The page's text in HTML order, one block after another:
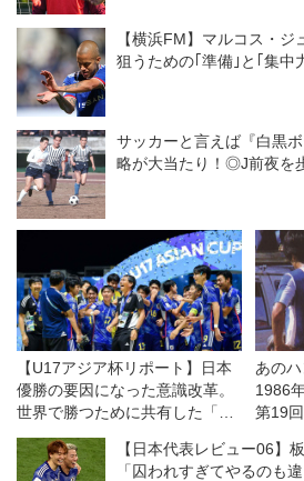
【横浜FM】マルコス・
狙うための｢準備｣と｢集中
サッカーと言えば『白黒
略が大当たり！◎J前夜を
【U17アジア杯リポート】日本
優勝の要因になった意識改革。
世界で勝つために共有した「待
つのではなくアタックする守
備」
あの
1986
第19回
【日本代表レビュー06】
「囚われすぎてやるのも